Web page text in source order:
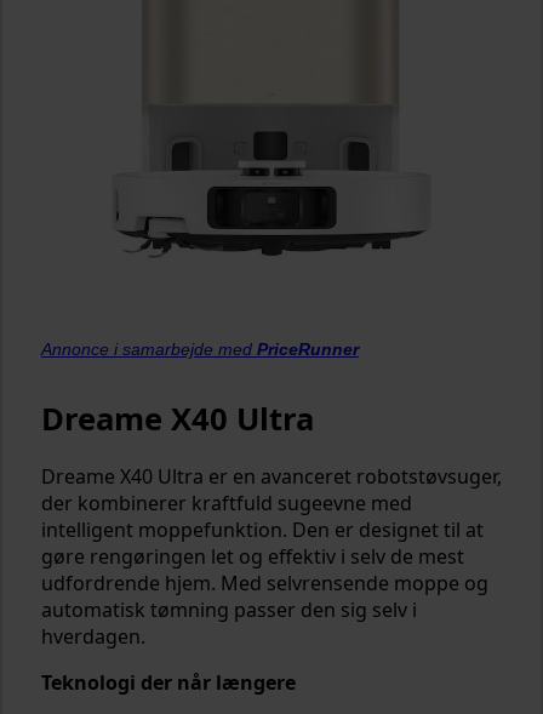
Annonce i samarbejde med PriceRunner
Dreame X40 Ultra
Dreame X40 Ultra er en avanceret robotstøvsuger,
der kombinerer kraftfuld sugeevne med
intelligent moppefunktion. Den er designet til at
gøre rengøringen let og effektiv i selv de mest
udfordrende hjem. Med selvrensende moppe og
automatisk tømning passer den sig selv i
hverdagen.
Teknologi der når længere